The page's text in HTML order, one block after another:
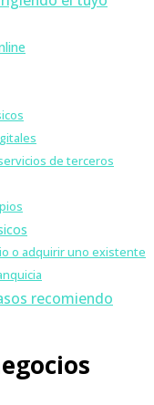
de terceros
o adquirir uno existente
recomiendo